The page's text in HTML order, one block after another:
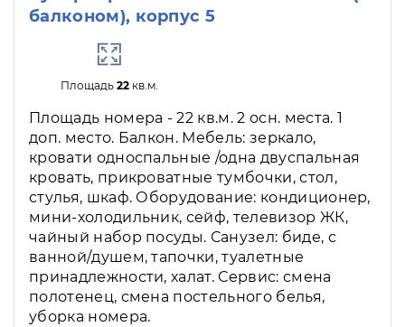
балконом), корпус 5
Площадь 22кв.м.
Площадь номера - 22 кв.м. 2 осн. места. 1
доп. место. Балкон. Мебель: зеркало,
кровати односпальные /одна двуспальная
кровать, прикроватные тумбочки, стол,
стулья, шкаф. Оборудование: кондиционер,
мини-холодильник, сейф, телевизор ЖК,
чайный набор посуды. Санузел: биде, с
ванной/душем, тапочки, туалетные
принадлежности, халат. Сервис: смена
полотенец, смена постельного белья,
уборка номера.